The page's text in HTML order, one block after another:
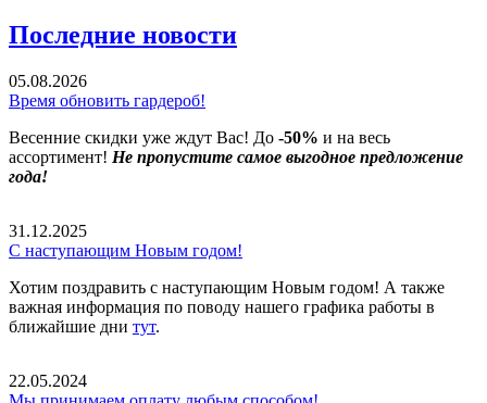
Последние новости
05.08.2026
Время обновить гардероб!
Весенние скидки уже ждут Вас! До -50% и на весь
ассортимент! Не пропустите самое выгодное предложение
года!
31.12.2025
С наступающим Новым годом!
Хотим поздравить с наступающим Новым годом! А также
важная информация по поводу нашего графика работы в
ближайшие дни тут.
22.05.2024